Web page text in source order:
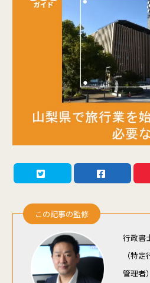
この記事の監修
行政書
（特
管理者）